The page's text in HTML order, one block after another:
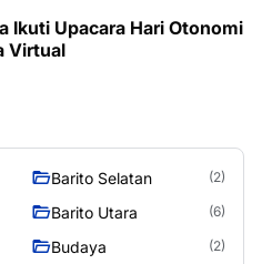
Ikuti Upacara Hari Otonomi
Virtual
Barito Selatan (2)
Barito Utara (6)
Budaya (2)